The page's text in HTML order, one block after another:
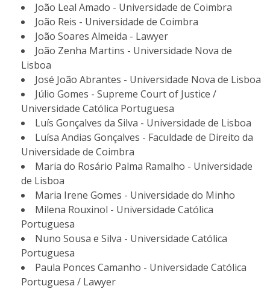
João Leal Amado - Universidade de Coimbra
João Reis - Universidade de Coimbra
João Soares Almeida - Lawyer
João Zenha Martins - Universidade Nova de
Lisboa
José João Abrantes - Universidade Nova de Lisboa
Júlio Gomes - Supreme Court of Justice /
Universidade Católica Portuguesa
Luís Gonçalves da Silva - Universidade de Lisboa
Luísa Andias Gonçalves - Faculdade de Direito da
Universidade de Coimbra
Maria do Rosário Palma Ramalho - Universidade
de Lisboa
Maria Irene Gomes - Universidade do Minho
Milena Rouxinol - Universidade Católica
Portuguesa
Nuno Sousa e Silva - Universidade Católica
Portuguesa
Paula Ponces Camanho - Universidade Católica
Portuguesa / Lawyer